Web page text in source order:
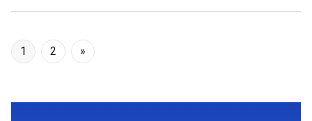
1 2 »